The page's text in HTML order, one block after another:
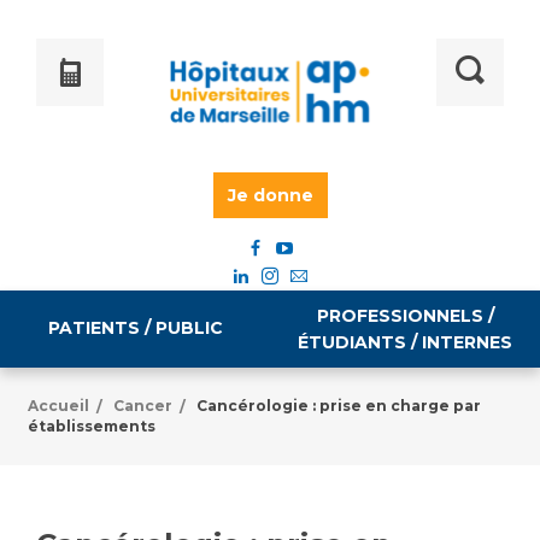
Je donne
PATIENTS / PUBLIC
PROFESSIONNELS /
ÉTUDIANTS / INTERNES
Emploi / formation
Accueil / Cancer /
Cancérologie : prise en charge par
établissements